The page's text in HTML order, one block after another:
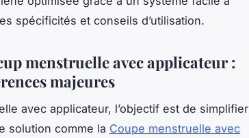
spécificités et conseils d’utilisation.
menstruelle avec applicateur :
majeures
avec applicateur, l’objectif est de simplifier
solution comme la Coupe menstruelle avec